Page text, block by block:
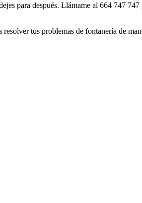
para después. Llámame al 664 747 747
tus problemas de fontanería de